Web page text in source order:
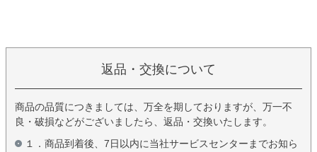
返品・交換について
商品の品質につきましては、万全を期しておりますが、万一不
良・破損などがございましたら、返品・交換いたします。
１．商品到着後、7日以内に当社サービスセンターまでお知ら